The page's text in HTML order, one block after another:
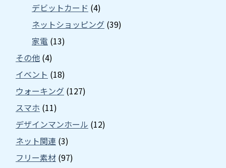
デビットカード (4)
ネットショッピング (39)
家電 (13)
その他 (4)
イベント (18)
ウォーキング (127)
スマホ (11)
デザインマンホール (12)
ネット関連 (3)
フリー素材 (97)